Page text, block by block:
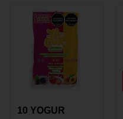
10 YOGUR